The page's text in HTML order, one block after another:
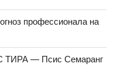
профессионала на
ТИРА — Псис Семаранг